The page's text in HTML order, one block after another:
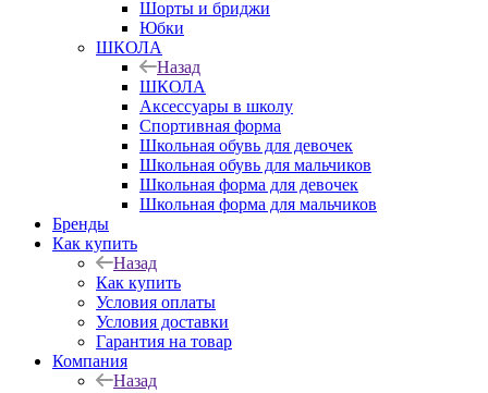
Шорты и бриджи
Юбки
ШКОЛА
Назад
ШКОЛА
Аксессуары в школу
Спортивная форма
Школьная обувь для девочек
Школьная обувь для мальчиков
Школьная форма для девочек
Школьная форма для мальчиков
Бренды
Как купить
Назад
Как купить
Условия оплаты
Условия доставки
Гарантия на товар
Компания
Назад